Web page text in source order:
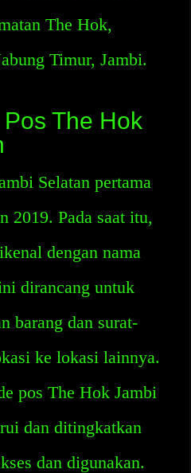
The Hok,
Timur, Jambi.
The Hok
Selatan pertama
2019. Pada saat itu,
dengan nama
dirancang untuk
barang dan surat-
ke lokasi lainnya.
pos The Hok Jambi
dan ditingkatkan
dan digunakan.